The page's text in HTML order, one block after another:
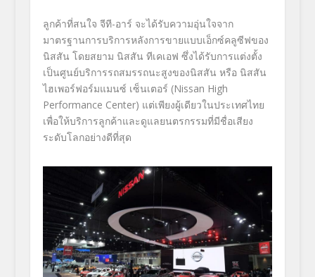
ลูกค้าที่สนใจ จีที-อาร์ จะได้รับความอุ่นใจจาก
มาตรฐานการบริการหลังการขายแบบเอ็กซ์คลูซีฟของ
นิสสัน โดยสยาม นิสสัน ทีเคเอฟ ซึ่งได้รับการแต่งตั้ง
เป็นศูนย์บริการรถสมรรถนะสูงของนิสสัน หรือ นิสสัน
ไฮเพอร์ฟอร์มแมนซ์ เซ็นเตอร์ (Nissan High
Performance Center) แต่เพียงผู้เดียวในประเทศไทย
เพื่อให้บริการลูกค้าและดูแลยนตรกรรมที่มีชื่อเสียง
ระดับโลกอย่างดีที่สุด